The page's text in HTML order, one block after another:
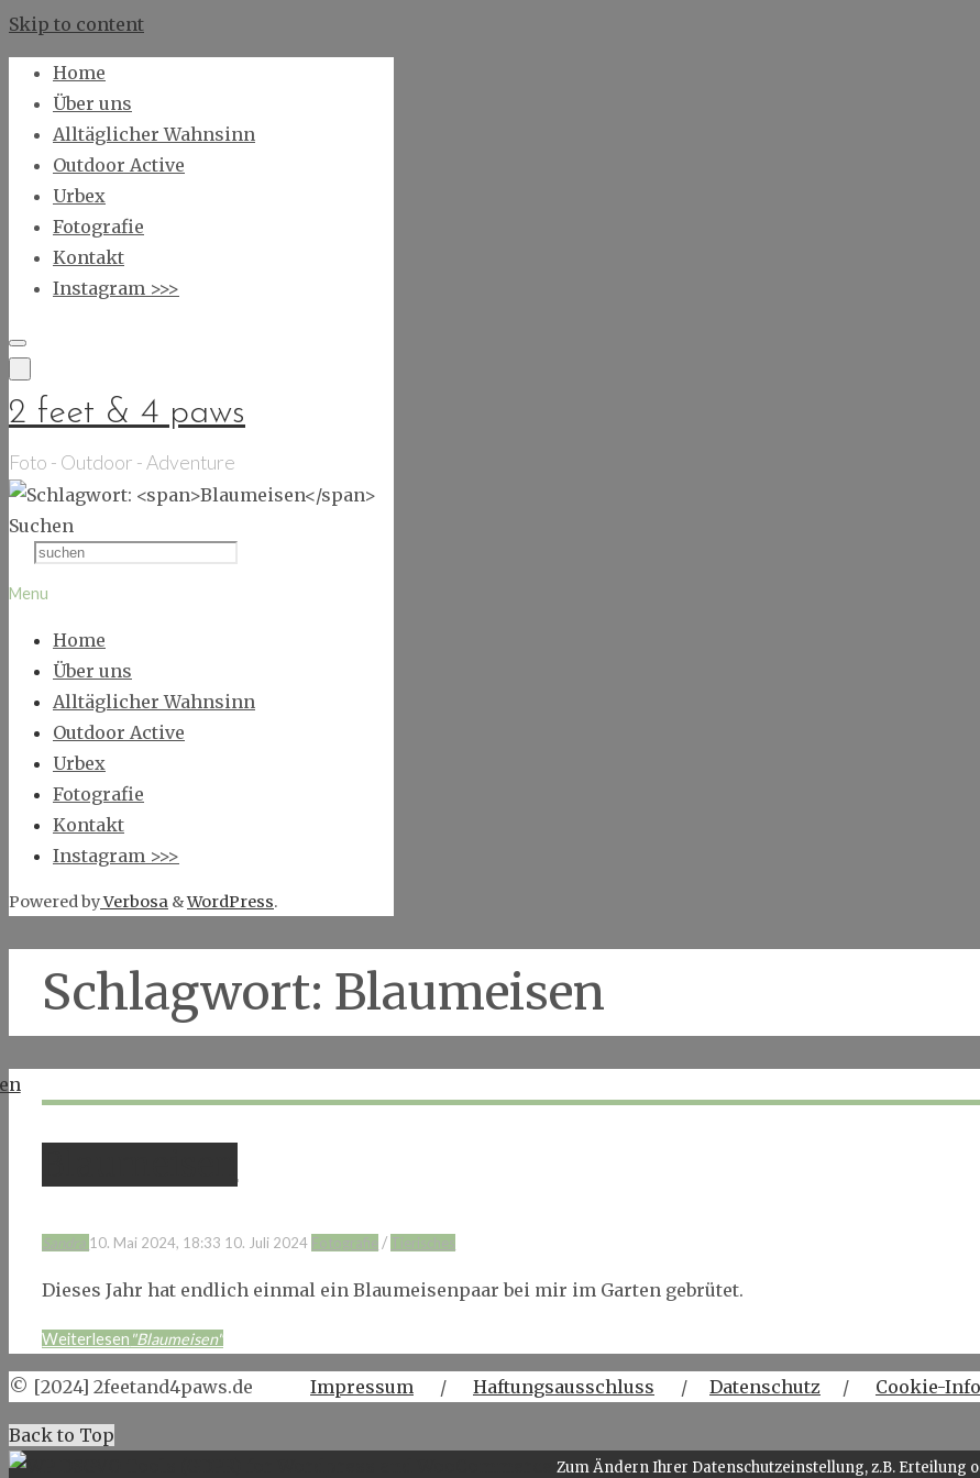
Skip to content
Home
Über uns
Alltäglicher Wahnsinn
Outdoor Active
Urbex
Fotografie
Kontakt
Instagram >>>
2 feet & 4 paws
Foto - Outdoor - Adventure
Suchen
Menu
Home
Über uns
Alltäglicher Wahnsinn
Outdoor Active
Urbex
Fotografie
Kontakt
Instagram >>>
Powered byVerbosa &WordPress.
Schlagwort: Blaumeisen
Sandra 10. Mai 2024, 18:33 10. Juli 2024 Fotografie / Tierisches
Dieses Jahr hat endlich einmal ein Blaumeisenpaar bei mir im Garten gebrütet.
Weiterlesen "Blaumeisen"
© [2024] 2feetand4paws.de Impressum / Haftungsausschluss / Datenschutz / Cookie-Info
Back to Top
Zum Ändern Ihrer Datenschutzeinstellung, z.B. Erteilung